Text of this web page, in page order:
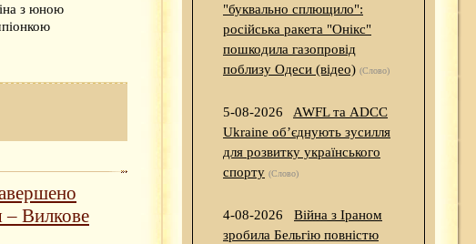
з юною
– Вилкове
"буквально сплющило":
російська ракета "Онікс"
пошкодила газопровід
поблизу Одеси (відео) (Слово)
5-08-2026
AWFL та ADCC
Ukraine об’єднують зусилля
для розвитку українського
спорту (Слово)
4-08-2026
Війна з Іраном
зробила Бельгію повністю